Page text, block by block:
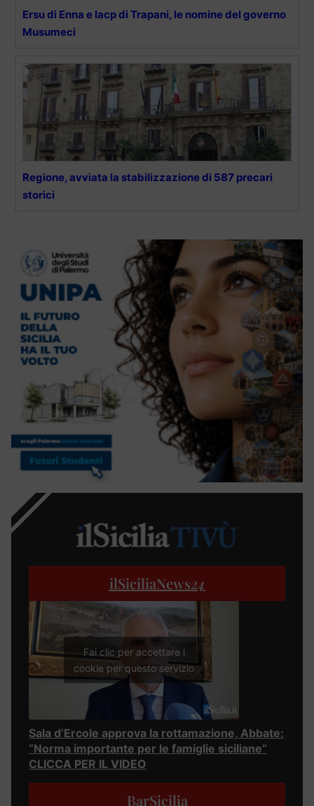
Ersu di Enna e Iacp di Trapani, le nomine del governo
Musumeci
Regione, avviata la stabilizzazione di 587 precari
storici
ilSiciliaNews24
Fai clic per accettare i
cookie per questo servizio
Sala d’Ercole approva la rottamazione, Abbate:
“Norma importante per le famiglie siciliane”
CLICCA PER IL VIDEO
BarSicilia